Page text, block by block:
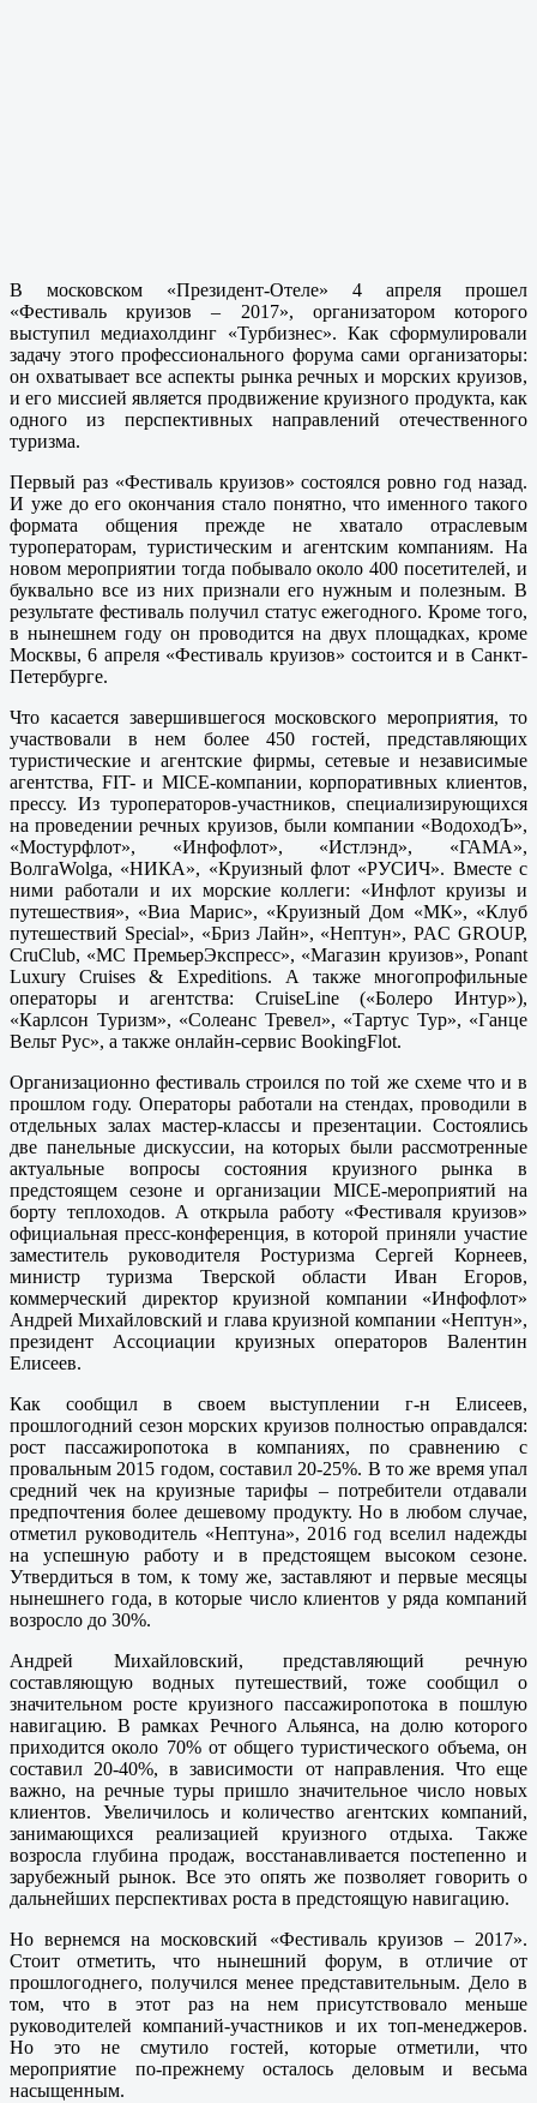
В московском «Президент-Отеле» 4 апреля прошел
«Фестиваль круизов – 2017», организатором которого
выступил медиахолдинг «Турбизнес». Как сформулировали
задачу этого профессионального форума сами организаторы:
он охватывает все аспекты рынка речных и морских круизов,
и его миссией является продвижение круизного продукта, как
одного из перспективных направлений отечественного
туризма.
Первый раз «Фестиваль круизов» состоялся ровно год назад.
И уже до его окончания стало понятно, что именного такого
формата общения прежде не хватало отраслевым
туроператорам, туристическим и агентским компаниям. На
новом мероприятии тогда побывало около 400 посетителей, и
буквально все из них признали его нужным и полезным. В
результате фестиваль получил статус ежегодного. Кроме того,
в нынешнем году он проводится на двух площадках, кроме
Москвы, 6 апреля «Фестиваль круизов» состоится и в Санкт-
Петербурге.
Что касается завершившегося московского мероприятия, то
участвовали в нем более 450 гостей, представляющих
туристические и агентские фирмы, сетевые и независимые
агентства, FIT- и MICE-компании, корпоративных клиентов,
прессу. Из туроператоров-участников, специализирующихся
на проведении речных круизов, были компании «ВодоходЪ»,
«Мостурфлот», «Инфофлот», «Истлэнд», «ГАМА»,
ВолгаWolga, «НИКА», «Круизный флот «РУСИЧ». Вместе с
ними работали и их морские коллеги: «Инфлот круизы и
путешествия», «Виа Марис», «Круизный Дом «МК», «Клуб
путешествий Special», «Бриз Лайн», «Нептун», PAC GROUP,
CruClub, «МС ПремьерЭкспресс», «Магазин круизов», Ponant
Luxury Cruises & Expeditions. А также многопрофильные
операторы и агентства: CruiseLine («Болеро Интур»),
«Карлсон Туризм», «Солеанс Тревел», «Тартус Тур», «Ганце
Вельт Рус», а также онлайн-сервис BookingFlot.
Организационно фестиваль строился по той же схеме что и в
прошлом году. Операторы работали на стендах, проводили в
отдельных залах мастер-классы и презентации. Состоялись
две панельные дискуссии, на которых были рассмотренные
актуальные вопросы состояния круизного рынка в
предстоящем сезоне и организации MICE-мероприятий на
борту теплоходов. А открыла работу «Фестиваля круизов»
официальная пресс-конференция, в которой приняли участие
заместитель руководителя Ростуризма Сергей Корнеев,
министр туризма Тверской области Иван Егоров,
коммерческий директор круизной компании «Инфофлот»
Андрей Михайловский и глава круизной компании «Нептун»,
президент Ассоциации круизных операторов Валентин
Елисеев.
Как сообщил в своем выступлении г-н Елисеев,
прошлогодний сезон морских круизов полностью оправдался:
рост пассажиропотока в компаниях, по сравнению с
провальным 2015 годом, составил 20-25%. В то же время упал
средний чек на круизные тарифы – потребители отдавали
предпочтения более дешевому продукту. Но в любом случае,
отметил руководитель «Нептуна», 2016 год вселил надежды
на успешную работу и в предстоящем высоком сезоне.
Утвердиться в том, к тому же, заставляют и первые месяцы
нынешнего года, в которые число клиентов у ряда компаний
возросло до 30%.
Андрей Михайловский, представляющий речную
составляющую водных путешествий, тоже сообщил о
значительном росте круизного пассажиропотока в пошлую
навигацию. В рамках Речного Альянса, на долю которого
приходится около 70% от общего туристического объема, он
составил 20-40%, в зависимости от направления. Что еще
важно, на речные туры пришло значительное число новых
клиентов. Увеличилось и количество агентских компаний,
занимающихся реализацией круизного отдыха. Также
возросла глубина продаж, восстанавливается постепенно и
зарубежный рынок. Все это опять же позволяет говорить о
дальнейших перспективах роста в предстоящую навигацию.
Но вернемся на московский «Фестиваль круизов – 2017».
Стоит отметить, что нынешний форум, в отличие от
прошлогоднего, получился менее представительным. Дело в
том, что в этот раз на нем присутствовало меньше
руководителей компаний-участников и их топ-менеджеров.
Но это не смутило гостей, которые отметили, что
мероприятие по-прежнему осталось деловым и весьма
насыщенным.